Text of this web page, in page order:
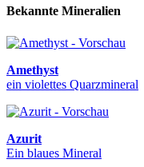
Bekannte Mineralien
Amethyst
ein violettes Quarzmineral
Azurit
Ein blaues Mineral